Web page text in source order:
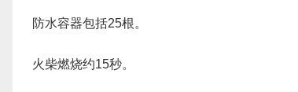
防水容器包括25根。
火柴燃烧约15秒。